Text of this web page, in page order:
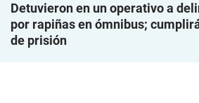
Detuvieron en un operativo a
por rapiñas en ómnibus;
de prisión